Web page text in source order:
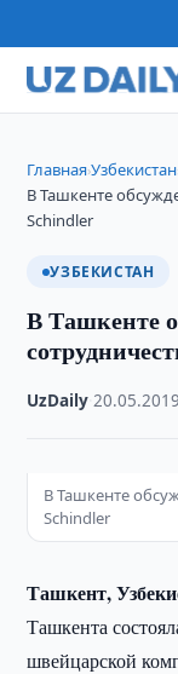
Главная›Узбекистан
В Ташкенте
Schindler
УЗБЕКИСТАН
В Ташкенте
UzDaily ·20.05.2019
В Ташкенте
Schindler
Ташкент,
Ташкента
швейцарской